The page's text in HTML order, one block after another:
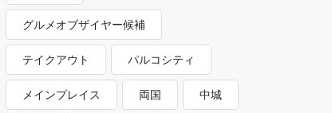
グルメオブザイヤー候補
テイクアウト パルコシティ
メインプレイス 両国 中城